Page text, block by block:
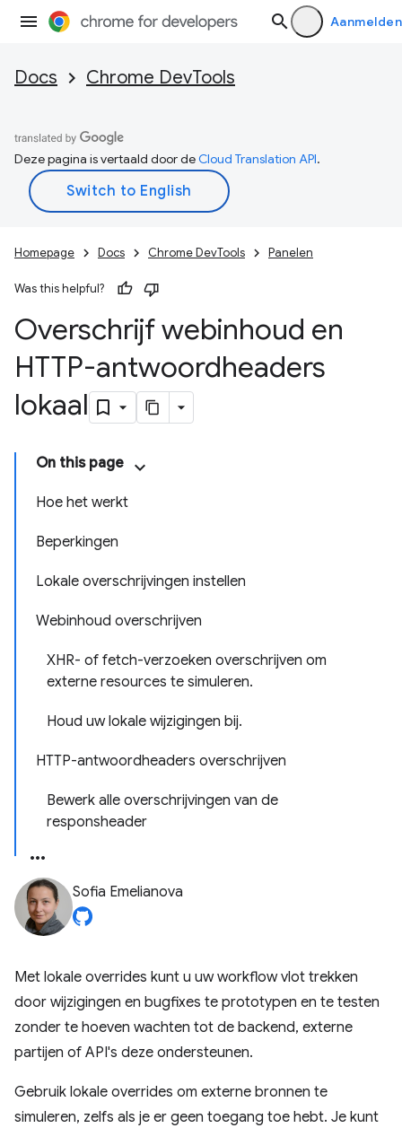
Aanmelden
Docs Chrome DevTools
Deze pagina is vertaald door deCloud Translation API.
Homepage Docs Chrome DevTools Panelen
Was this helpful?
Overschrijf webinhoud en
HTTP-antwoordheaders
lokaal
On this page
Hoe het werkt
Beperkingen
Lokale overschrijvingen instellen
Webinhoud overschrijven
XHR- of fetch-verzoeken overschrijven om
externe resources te simuleren.
Houd uw lokale wijzigingen bij.
HTTP-antwoordheaders overschrijven
Bewerk alle overschrijvingen van de
responsheader
Sofia Emelianova
Met lokale overrides kunt u uw workflow vlot trekken
door wijzigingen en bugfixes te prototypen en te testen
zonder te hoeven wachten tot de backend, externe
partijen of API's deze ondersteunen.
Gebruik lokale overrides om externe bronnen te
simuleren, zelfs als je er geen toegang toe hebt. Je kunt